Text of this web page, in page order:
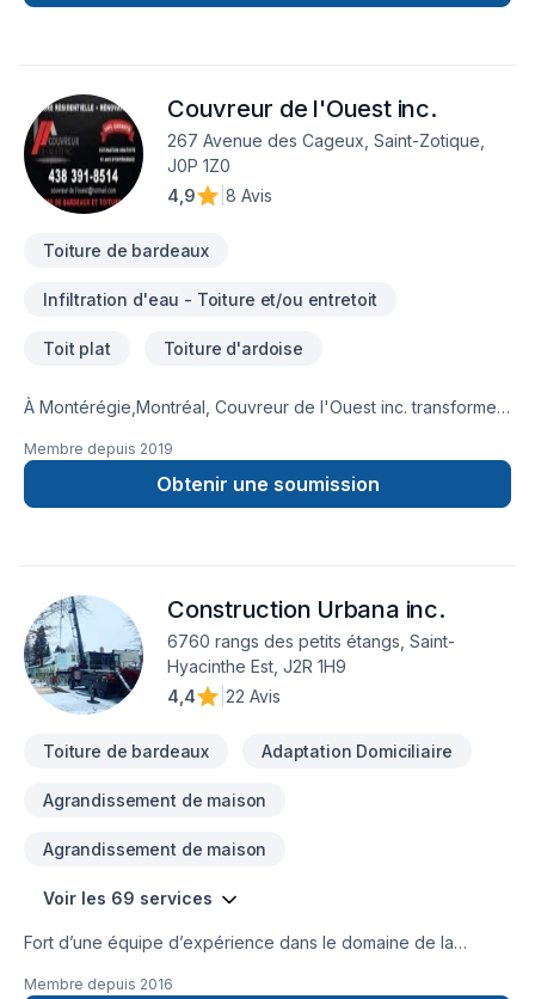
Couvreur de l'Ouest inc.
267 Avenue des Cageux, Saint-Zotique,
J0P 1Z0
4,9
8 Avis
Toiture de bardeaux
Infiltration d'eau - Toiture et/ou entretoit
Toit plat Toiture d'ardoise
À Montérégie,Montréal, Couvreur de l'Ouest inc. transforme
unique dans le domaine de Toit plat, Toiture. Grâce à notre
approche centrée sur le client, nous proposons des solutions
adaptées à vos besoins spécifiques et à votre budget.
aspirations.
Membre depuis 2019
Obtenir une soumission
Construction Urbana inc.
6760 rangs des petits étangs, Saint-
Hyacinthe Est, J2R 1H9
4,4
22 Avis
Toiture de bardeaux Adaptation Domiciliaire
Agrandissement de maison
Agrandissement de maison
Voir les 69 services
Fort d’une équipe d’expérience dans le domaine de la
exigences. Notre équipe connaît l’importance de l’efficacité
Membre depuis 2016